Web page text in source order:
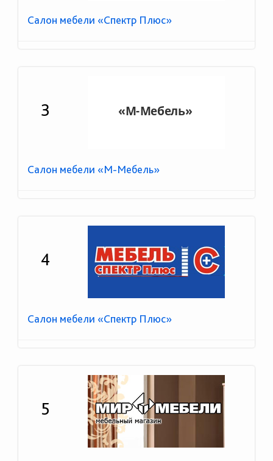
Салон мебели «Спектр Плюс»
3
Салон мебели «М-Мебель»
4
Салон мебели «Спектр Плюс»
5